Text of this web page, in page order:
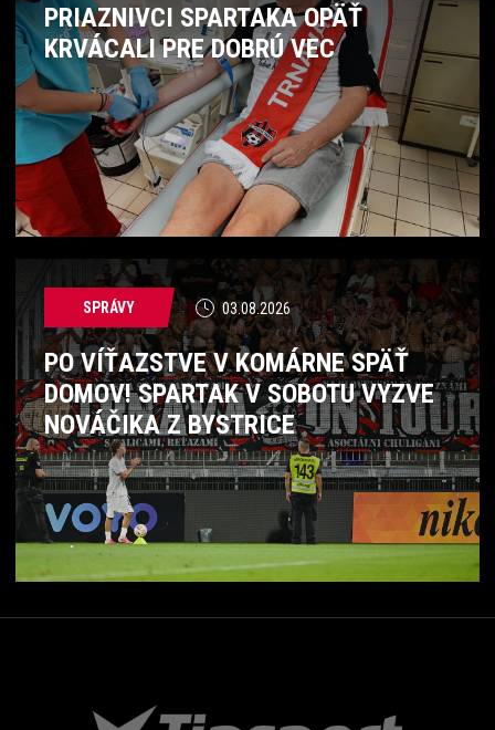
PRIAZNIVCI SPARTAKA OPÄŤ
KRVÁCALI PRE DOBRÚ VEC
SPRÁVY 03.08.2026
PO VÍŤAZSTVE V KOMÁRNE SPÄŤ
DOMOV! SPARTAK V SOBOTU VYZVE
NOVÁČIKA Z BYSTRICE